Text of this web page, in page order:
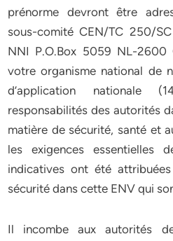
prénorme devront être
sous-comité CEN/TC 250/
NNI P.O.Box 5059 NL-2600
votre organisme national de
d’application nationale
responsabilités des autorités
matière de sécurité, santé et
les exigences essentielles
indicatives ont été
sécurité dans cette ENV qui
Il incombe aux autorités